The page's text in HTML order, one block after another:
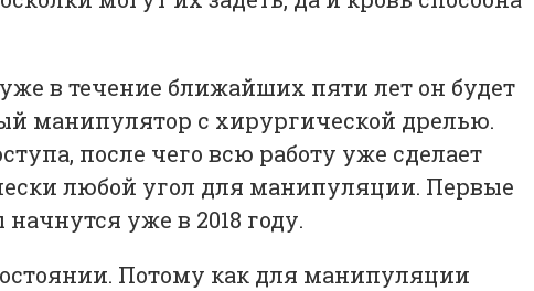
в течение ближайших пяти лет он будет
манипулятор с хирургической дрелью.
после чего всю работу уже сделает
любой угол для манипуляции. Первые
уже в 2018 году.
Потому как для манипуляции